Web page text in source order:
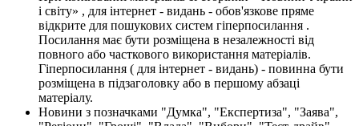
і світу» , для інтернет - видань - обов'язкове пряме
відкрите для пошукових систем гіперпосилання .
Посилання має бути розміщена в незалежності від
повного або часткового використання матеріалів.
Гіперпосилання ( для інтернет - видань) - повинна бути
розміщена в підзаголовку або в першому абзаці
матеріалу.
Новини з позначками "Думка", "Експертиза", "Заява",